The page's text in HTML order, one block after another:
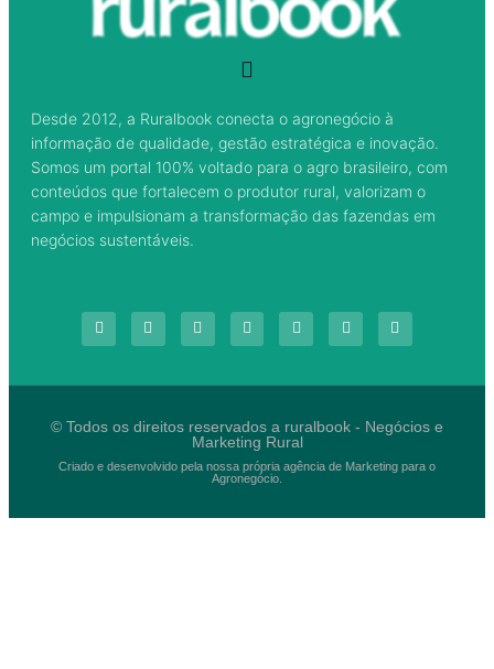
Desde 2012, a Ruralbook conecta o agronegócio à
informação de qualidade, gestão estratégica e inovação.
Somos um portal 100% voltado para o agro brasileiro, com
conteúdos que fortalecem o produtor rural, valorizam o
campo e impulsionam a transformação das fazendas em
negócios sustentáveis.
© Todos os direitos reservados a ruralbook - Negócios e
Marketing Rural
Criado e desenvolvido pela nossa própria agência de Marketing para o
Agronegócio.